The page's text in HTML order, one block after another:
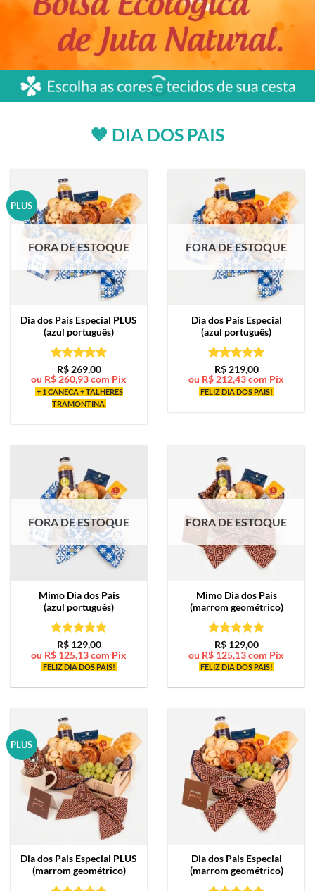
🤎 DIA DOS PAIS
PLUS
FORA DE ESTOQUE
Dia dos Pais Especial PLUS
(azul português)
Avaliação5
de 5
R$269,00
ou R$260,93com Pix
+ 1 CANECA + TALHERES
TRAMONTINA
FORA DE ESTOQUE
Dia dos Pais Especial
(azul português)
Avaliação5
de 5
R$219,00
ou R$212,43com Pix
FELIZ DIA DOS PAIS!
FORA DE ESTOQUE
Mimo Dia dos Pais
(azul português)
Avaliação5
de 5
R$129,00
ou R$ 125,13com Pix
FELIZ DIA DOS PAIS!
FORA DE ESTOQUE
Mimo Dia dos Pais
(marrom geométrico)
Avaliação5
de 5
R$129,00
ou R$ 125,13com Pix
FELIZ DIA DOS PAIS!
PLUS
Dia dos Pais Especial PLUS
(marrom geométrico)
Dia dos Pais Especial
(marrom geométrico)